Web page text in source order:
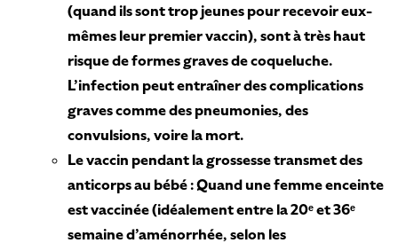
(quand ils sont trop jeunes pour recevoir eux-
mêmes leur premier vaccin), sont à très haut
risque de formes graves de coqueluche.
L’infection peut entraîner des complications
graves comme des pneumonies, des
convulsions, voire la mort.
Le vaccin pendant la grossesse transmet des
anticorps au bébé : Quand une femme enceinte
est vaccinée (idéalement entre la 20ᵉ et 36ᵉ
semaine d’aménorrhée, selon les